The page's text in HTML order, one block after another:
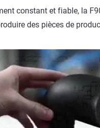
constant et fiable, la
des pièces de